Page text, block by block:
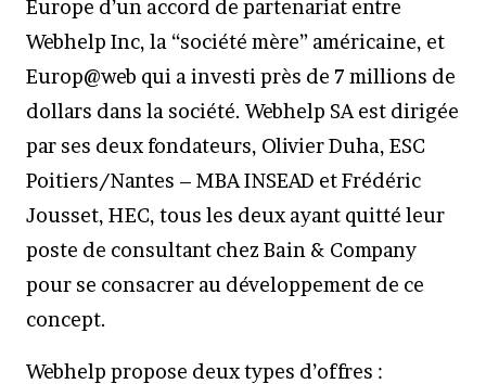
Europe d’un accord de partenariat entre
Webhelp Inc, la “société mère” américaine, et
Europ@web qui a investi près de 7 millions de
dollars dans la société. Webhelp SA est dirigée
par ses deux fondateurs, Olivier Duha, ESC
Poitiers/Nantes – MBA INSEAD et Frédéric
Jousset, HEC, tous les deux ayant quitté leur
poste de consultant chez Bain & Company
pour se consacrer au développement de ce
concept.
Webhelp propose deux types d’offres :